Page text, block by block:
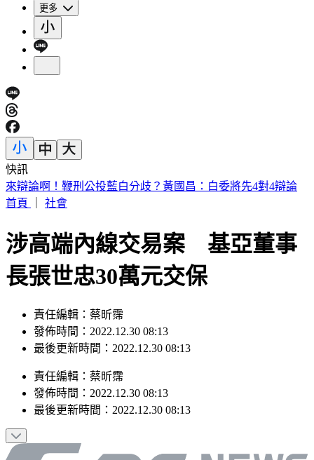
更多
快訊
日媒爆養樂多中壢廠蟑螂孳生＋職場霸凌 衛生局稽查結果曝
首頁
社會
涉高端內線交易案 基亞董事
長張世忠30萬元交保
責任編輯：蔡昕霈
發佈時間：2022.12.30 08:13
最後更新時間：2022.12.30 08:13
責任編輯 ： 蔡昕霈
發佈時間： 2022.12.30 08:13
最後更新時間： 2022.12.30 08:13